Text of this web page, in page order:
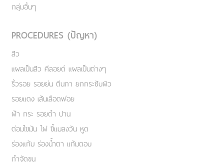
กลุ่มอื่นๆ
PROCEDURES (ปัญหา)
สิว
แผลเป็นสิว คีลอยด์ แผลเป็นต่างๆ
ริ้วรอย รอยย่น ตีนกา ยกกระชับผิว
รอยแดง เส้นเลือดฟอย
ฝ้า กระ รอยดำ ปาน
ต่อมไขมัน ไฝ ขี้แมลงวัน หูด
ร่องแก้ม ร่องน้ำตา แก้มตอบ
กำจัดขน